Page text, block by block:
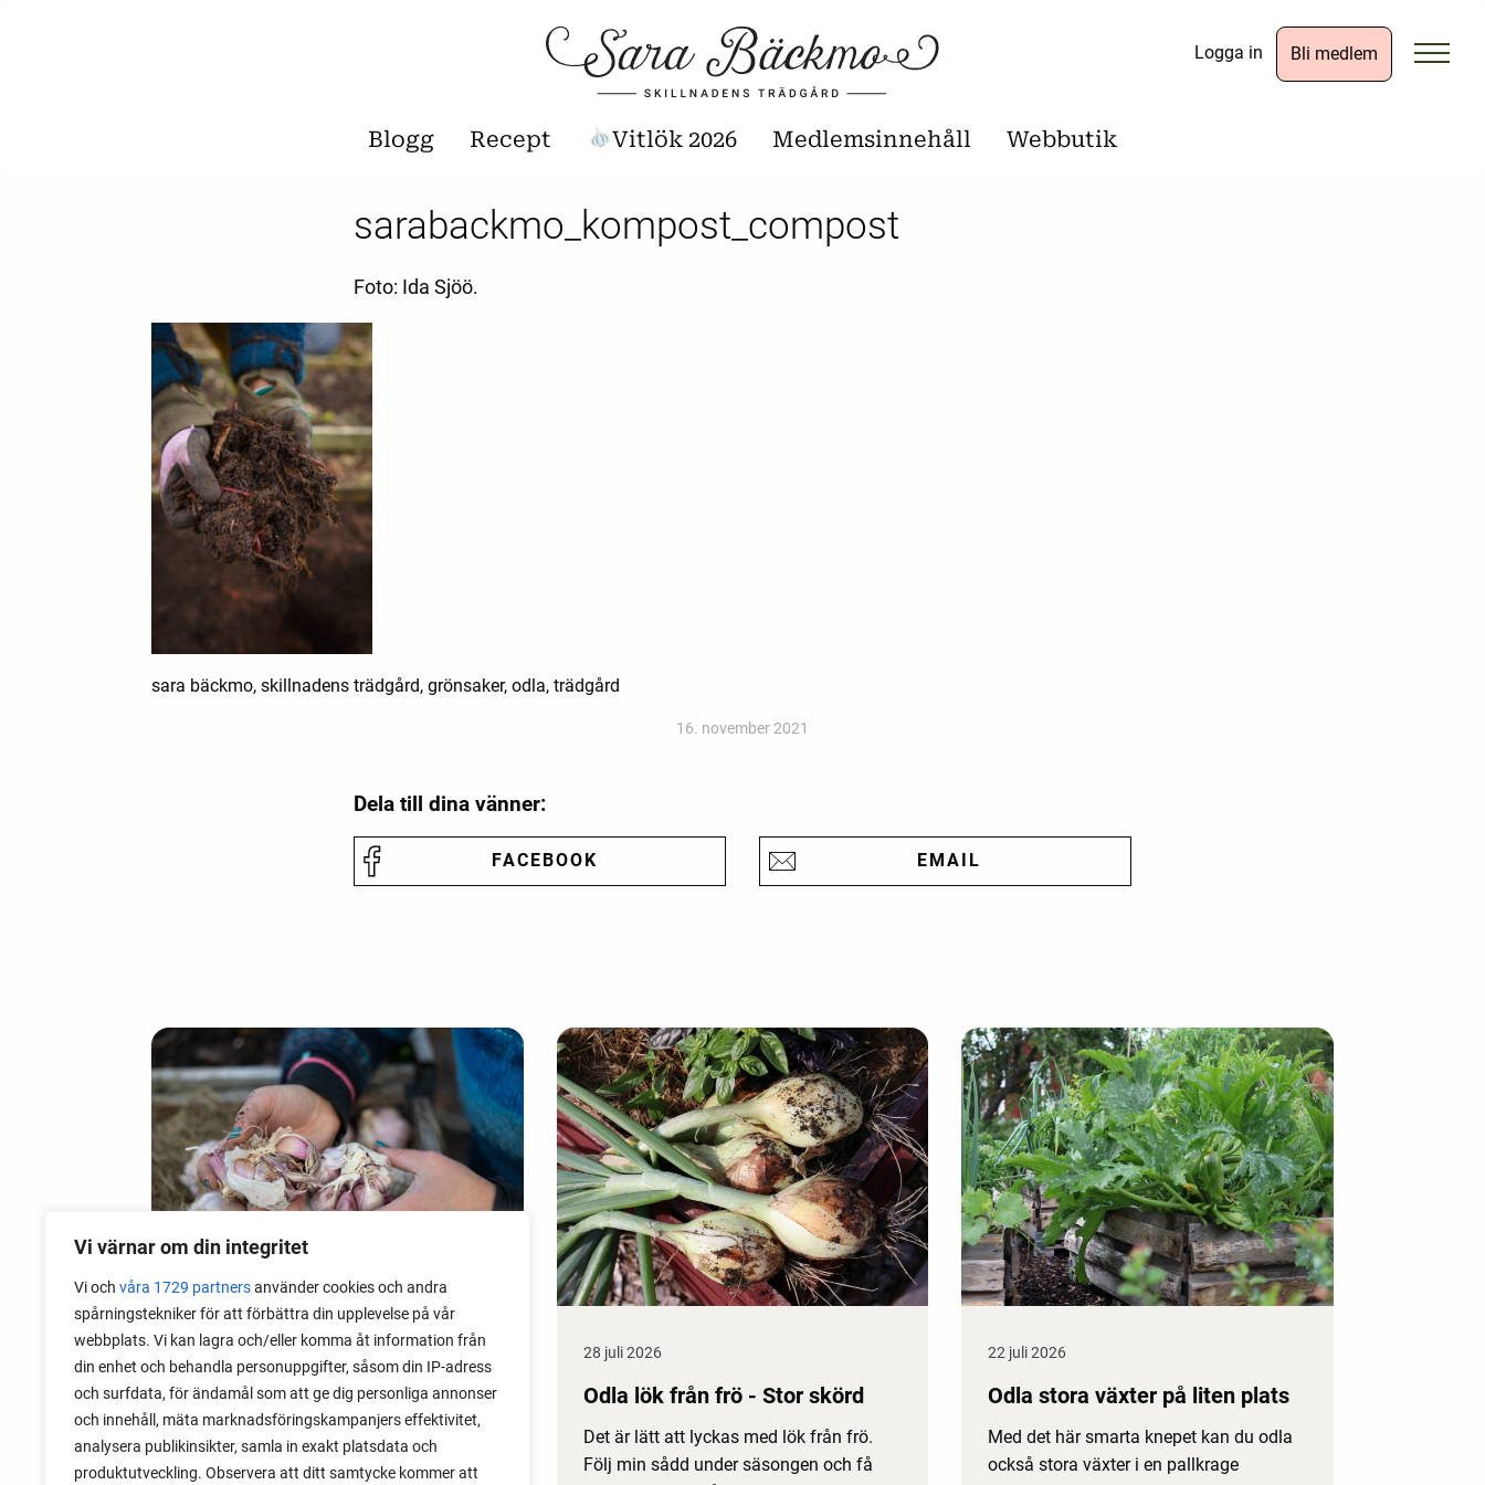
Vi värnar om din integritet
Vi och våra 1729 partnersanvänder cookies och andra
spårningstekniker för att förbättra din upplevelse på vår
webbplats. Vi kan lagra och/eller komma åt information från
din enhet och behandla personuppgifter, såsom din IP-adress
och surfdata, för ändamål som att ge dig personliga annonser
och innehåll, mäta marknadsföringskampanjers effektivitet,
analysera publikinsikter, samla in exakt platsdata och
produktutveckling. Observera att ditt samtycke kommer att
Logga in Bli medlem
Blogg Recept Vitlök 2026 Medlemsinnehåll Webbutik
sarabackmo_kompost_compost
Foto: Ida Sjöö.
sara bäckmo, skillnadens trädgård, grönsaker, odla, trädgård
16. november 2021
Dela till dina vänner:
FACEBOOK EMAIL
06 augusti 2026
Sätta vitlök på våren i Sverige
Om du har tur med vädret kan det gå fint
att sätta vitlök också på våren. Men
28 juli 2026
Odla lök från frö - Stor skörd
Det är lätt att lyckas med lök från frö.
Följ min sådd under säsongen och få
22 juli 2026
Odla stora växter på liten plats
Med det här smarta knepet kan du odla
också stora växter i en pallkrage